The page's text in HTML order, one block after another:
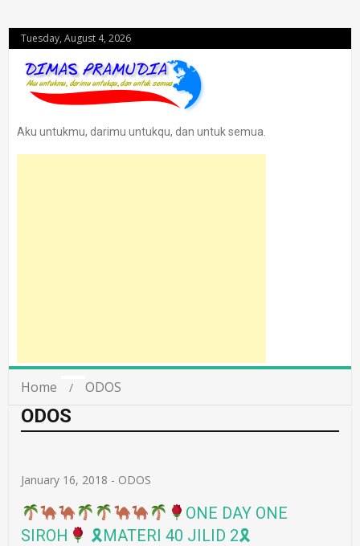
Tuesday, August 4, 2026
Aku untukmu, darimu untukqu, dan untuk semua.
Home ODOS
ODOS
January 16, 2018 - ODOS
ONE DAY ONE
SIROH
🎗MATERI 40 JILID 2🎗